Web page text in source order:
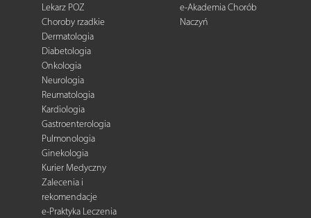
Lekarz POZ
Choroby rzadkie
Dermatologia
Diabetologia
Onkologia
Neurologia
Reumatologia
Kardiologia
Gastroenterologia
Pulmonologia
Ginekologia
Kurier Medyczny
Zalecenia i
rekomendacje
e-Praktyka Leczenia
e-Akademia Chorób
Naczyń